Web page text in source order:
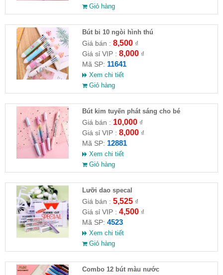
Giỏ hàng
Bút bi 10 ngòi hình thú
Giá bán : 8,500₫
Giá sỉ VIP : 8,000₫
Mã SP: 11641
Xem chi tiết
Giỏ hàng
Bút kim tuyến phát sáng cho bé
Giá bán : 10,000₫
Giá sỉ VIP : 8,000₫
Mã SP: 12881
Xem chi tiết
Giỏ hàng
Lưỡi dao specal
Giá bán : 5,525₫
Giá sỉ VIP : 4,500₫
Mã SP: 4523
Xem chi tiết
Giỏ hàng
Combo 12 bút màu nước